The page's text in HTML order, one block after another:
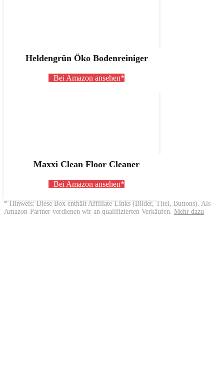
Heldengrün Öko Bodenreiniger
Bei Amazon ansehen*
Maxxi Clean Floor Cleaner
Bei Amazon ansehen*
* Hinweis: Diese Box enthält Affiliate-Links (Bilder, Titel, Buttons). Als
Amazon-Partner verdienen wir an qualifizierten Verkäufen. Mehr dazu